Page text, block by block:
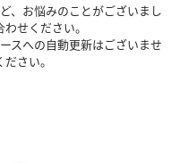
、お悩みのことがございまし
せください。
スへの自動更新はございませ
さい。